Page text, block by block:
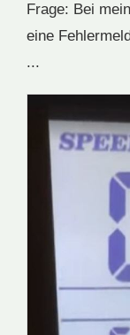
Frage: Bei
eine
...